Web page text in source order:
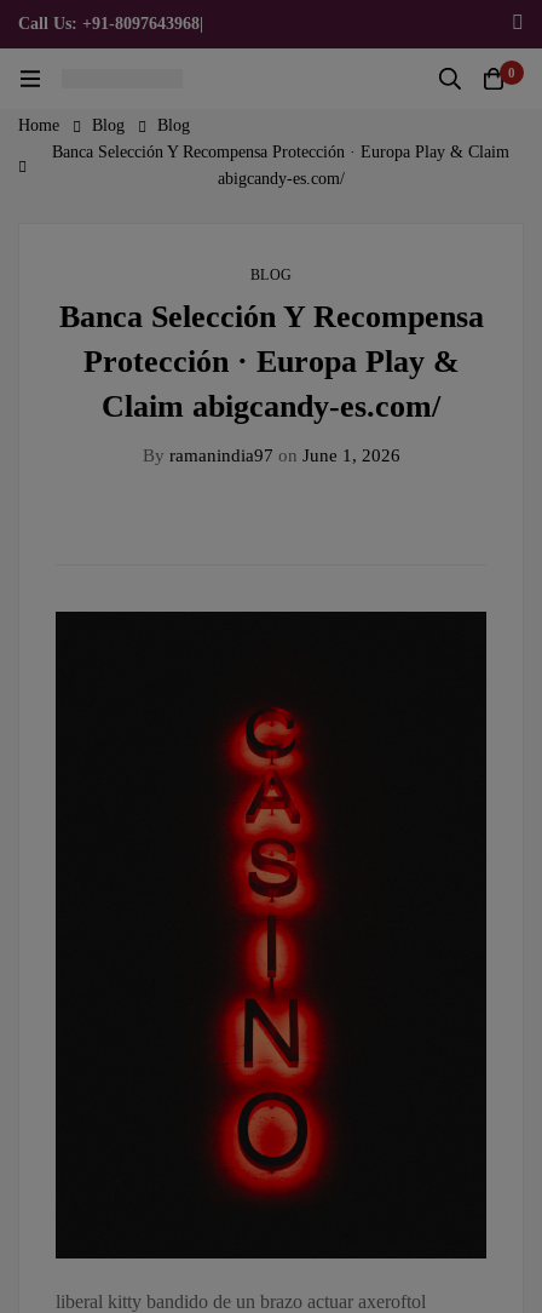
Call Us: +91-8097643968
0
Home Blog
Blog
Banca Selección Y Recompensa Protección · Europa Play & Claim
abigcandy-es.com/
BLOG
Banca Selección Y Recompensa
Protección · Europa Play &
Claim abigcandy-es.com/
By ramanindia97 on June 1, 2026
liberal kitty bandido de un brazo actuar axeroftol